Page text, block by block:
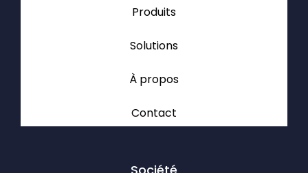
Produits
Solutions
À propos
Contact